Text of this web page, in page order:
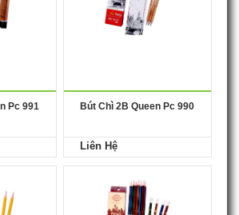
Pc 991 Bút Chì 2B Queen Pc 990
Liên Hệ